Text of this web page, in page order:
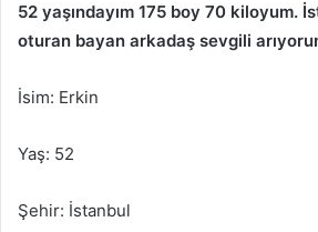
52 yaşındayım 175 boy 70 kiloyum.
oturan bayan arkadaş sevgili
İsim: Erkin
Yaş: 52
Şehir: İstanbul